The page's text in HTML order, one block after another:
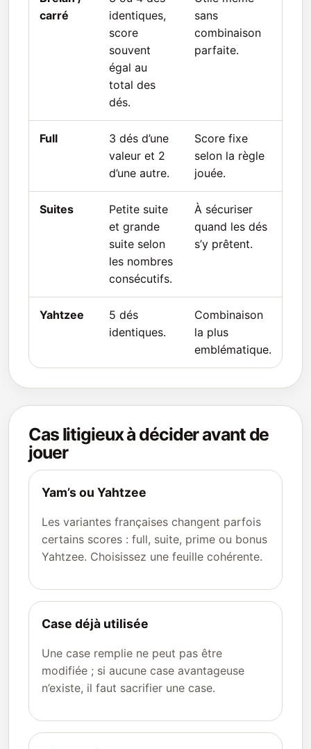
carré
identiques,
score
souvent
égal au
total des
dés.
sans
combinaison
parfaite.
Full
3 dés d’une
valeur et 2
d’une autre.
Score fixe
selon la règle
jouée.
Suites
Petite suite
et grande
suite selon
les nombres
consécutifs.
À sécuriser
quand les dés
s’y prêtent.
Yahtzee
5 dés
identiques.
Combinaison
la plus
emblématique.
Cas litigieux à décider avant de
jouer
Yam’s ou Yahtzee
Les variantes françaises changent parfois
certains scores : full, suite, prime ou bonus
Yahtzee. Choisissez une feuille cohérente.
Case déjà utilisée
Une case remplie ne peut pas être
modifiée ; si aucune case avantageuse
n’existe, il faut sacrifier une case.